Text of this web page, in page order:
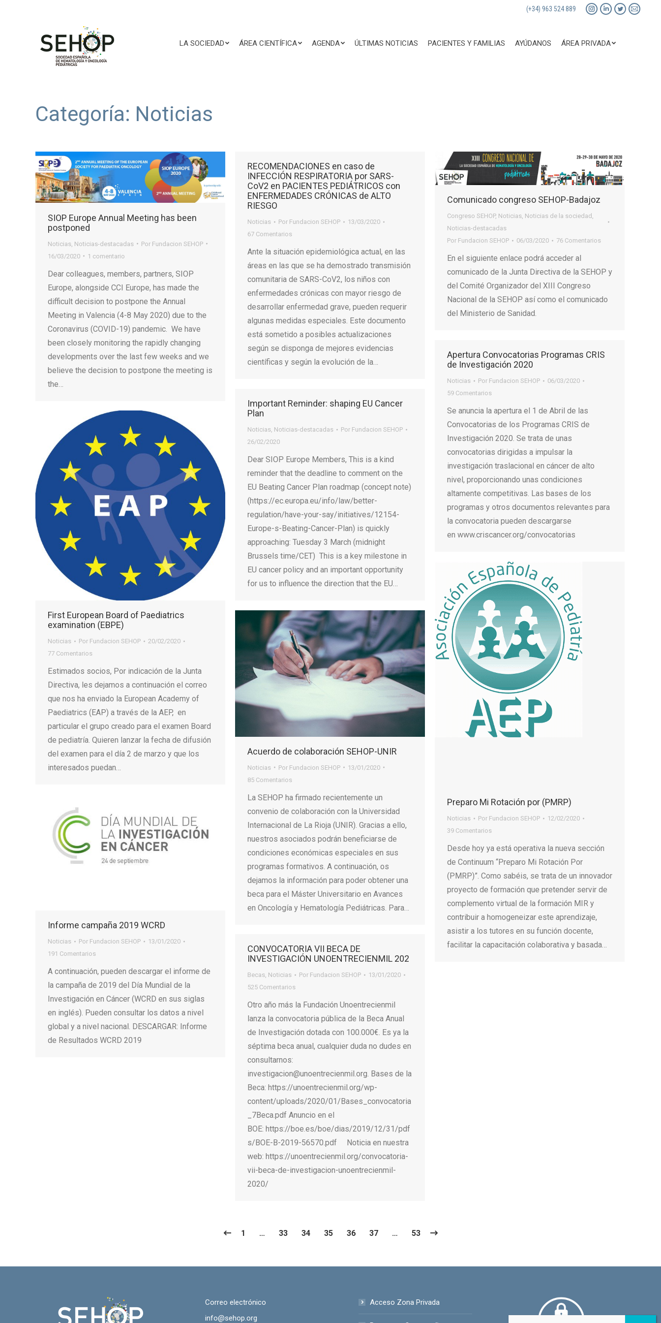
(+34) 963 524 889
Instagram
Linkedin
Twitter
Mail
LA SOCIEDAD ÁREA CIENTÍFICA AGENDA ÚLTIMAS NOTICIAS PACIENTES Y FAMILIAS AYÚDANOS ÁREA PRIVADA
Categoría: Noticias
SIOP Europe Annual Meeting has been
postponed
Noticias Noticias-destacadas Por Fundacion SEHOP
16/03/2020
1 comentario
Dear colleagues, members, partners, SIOP
Europe, alongside CCI Europe, has made the
difficult decision to postpone the Annual
Meeting in Valencia (4-8 May 2020) due to the
Coronavirus (COVID-19) pandemic. We have
been closely monitoring the rapidly changing
developments over the last few weeks and we
believe the decision to postpone the meeting is
the…
RECOMENDACIONES en caso de
INFECCIÓN RESPIRATORIA por SARS-
CoV2 en PACIENTES PEDIÁTRICOS con
ENFERMEDADES CRÓNICAS de ALTO
RIESGO
Noticias Por Fundacion SEHOP
13/03/2020
67 Comentarios
Ante la situación epidemiológica actual, en las
áreas en las que se ha demostrado transmisión
comunitaria de SARS-CoV2, los niños con
enfermedades crónicas con mayor riesgo de
desarrollar enfermedad grave, pueden requerir
algunas medidas especiales. Este documento
está sometido a posibles actualizaciones
según se disponga de mejores evidencias
científicas y según la evolución de la…
Comunicado congreso SEHOP-Badajoz
Congreso SEHOP, Noticias, Noticias de la sociedad ,
Noticias-destacadas
Por Fundacion SEHOP 06/03/2020 76 Comentarios
En el siguiente enlace podrá acceder al
comunicado de la Junta Directiva de la SEHOP y
del Comité Organizador del XIII Congreso
Nacional de la SEHOP así como el comunicado
del Ministerio de Sanidad.
Apertura Convocatorias Programas CRIS
de Investigación 2020
Noticias Por Fundacion SEHOP
06/03/2020
59 Comentarios
Se anuncia la apertura el 1 de Abril de las
Convocatorias de los Programas CRIS de
Investigación 2020. Se trata de unas
convocatorias dirigidas a impulsar la
investigación traslacional en cáncer de alto
nivel, proporcionando unas condiciones
altamente competitivas. Las bases de los
programas y otros documentos relevantes para
la convocatoria pueden descargarse
en www.criscancer.org/convocatorias
Important Reminder: shaping EU Cancer
Plan
Noticias, Noticias-destacadas Por Fundacion SEHOP
26/02/2020
Dear SIOP Europe Members, This is a kind
reminder that the deadline to comment on the
EU Beating Cancer Plan roadmap (concept note)
(https://ec.europa.eu/info/law/better-
regulation/have-your-say/initiatives/12154-
Europe-s-Beating-Cancer-Plan) is quickly
approaching: Tuesday 3 March (midnight
Brussels time/CET) This is a key milestone in
EU cancer policy and an important opportunity
for us to influence the direction that the EU…
First European Board of Paediatrics
examination (EBPE)
Noticias Por Fundacion SEHOP
20/02/2020
77 Comentarios
Estimados socios, Por indicación de la Junta
Directiva, les dejamos a continuación el correo
que nos ha enviado la European Academy of
Paediatrics (EAP) a través de la AEP, en
particular el grupo creado para el examen Board
de pediatría. Quieren lanzar la fecha de difusión
del examen para el día 2 de marzo y que los
interesados puedan…
Preparo Mi Rotación por (PMRP)
Noticias Por Fundacion SEHOP
12/02/2020
39 Comentarios
Desde hoy ya está operativa la nueva sección
de Continuum “Preparo Mi Rotación Por
(PMRP)”. Como sabéis, se trata de un innovador
proyecto de formación que pretender servir de
complemento virtual de la formación MIR y
contribuir a homogeneizar este aprendizaje,
asistir a los tutores en su función docente,
facilitar la capacitación colaborativa y basada…
Acuerdo de colaboración SEHOP-UNIR
Noticias Por Fundacion SEHOP
13/01/2020
85 Comentarios
La SEHOP ha firmado recientemente un
convenio de colaboración con la Universidad
Internacional de La Rioja (UNIR). Gracias a ello,
nuestros asociados podrán beneficiarse de
condiciones económicas especiales en sus
programas formativos. A continuación, os
dejamos la información para poder obtener una
beca para el Máster Universitario en Avances
en Oncología y Hematología Pediátricas. Para…
Informe campaña 2019 WCRD
Noticias Por Fundacion SEHOP
13/01/2020
191 Comentarios
A continuación, pueden descargar el informe de
la campaña de 2019 del Día Mundial de la
Investigación en Cáncer (WCRD en sus siglas
en inglés). Pueden consultar los datos a nivel
global y a nivel nacional. DESCARGAR: Informe
de Resultados WCRD 2019
CONVOCATORIA VII BECA DE
INVESTIGACIÓN UNOENTRECIENMIL 202
Becas, Noticias Por Fundacion SEHOP
13/01/2020
525 Comentarios
Otro año más la Fundación Unoentrecienmil
lanza la convocatoria pública de la Beca Anual
de Investigación dotada con 100.000€. Es ya la
séptima beca anual, cualquier duda no dudes en
consultarnos:
investigacion@unoentrecienmil.org. Bases de la
Beca: https://unoentrecienmil.org/wp-
content/uploads/2020/01/Bases_convocatoria
_7Beca.pdf Anuncio en el
BOE: https://boe.es/boe/dias/2019/12/31/pdf
s/BOE-B-2019-56570.pdf Noticia en nuestra
web: https://unoentrecienmil.org/convocatoria-
vii-beca-de-investigacion-unoentrecienmil-
2020/
1 … 33 34 35 36 37 … 53
Correo electrónico
info@sehop.org
Acceso Zona Privada